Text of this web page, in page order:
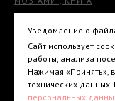
Уведомление о
Сайт использует
работы, анализа
Нажимая «Принять»,
технических
персональных